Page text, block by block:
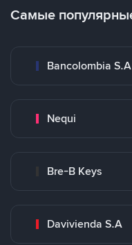
Самые
Bancolombia S.A
Nequi
Bre-B Keys
Davivienda S.A